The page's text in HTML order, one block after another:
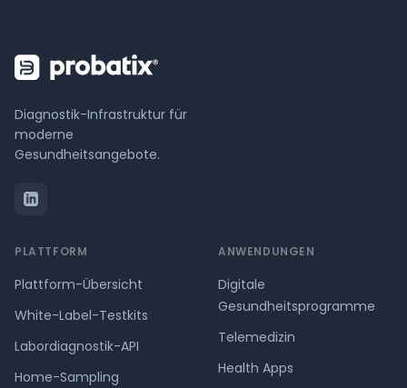
Diagnostik-Infrastruktur für
moderne
Gesundheitsangebote.
PLATTFORM
Plattform-Übersicht
White-Label-Testkits
Labordiagnostik-API
Home-Sampling
ANWENDUNGEN
Digitale
Gesundheitsprogramme
Telemedizin
Health Apps